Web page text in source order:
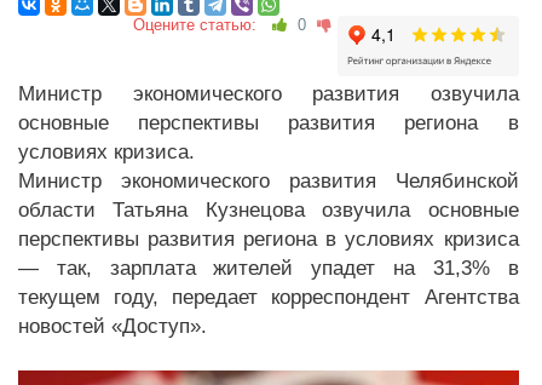
Оцените статью: 0
Министр экономического развития озвучила
основные перспективы развития региона в
условиях кризиса.
Министр экономического развития Челябинской
области Татьяна Кузнецова озвучила основные
перспективы развития региона в условиях кризиса
— так, зарплата жителей упадет на 31,3% в
текущем году, передает корреспондент Агентства
новостей «Доступ».